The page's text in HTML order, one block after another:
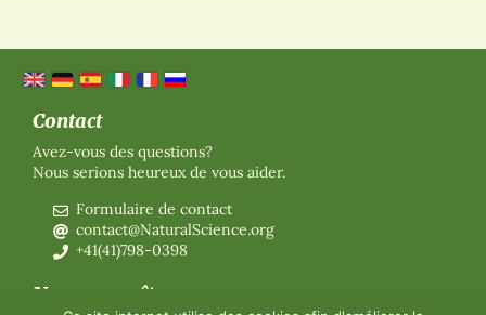
Contact
Avez-vous des questions?
Nous serions heureux de vous aider.
Formulaire de contact
contact@NaturalScience.org
+41(41)798-0398
Nous connaître